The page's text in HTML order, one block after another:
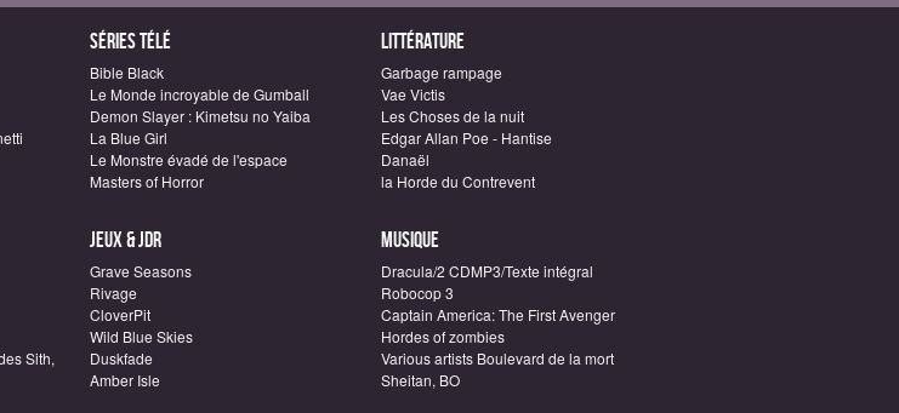
Séries télé
Bible Black
Le Monde incroyable de Gumball
Demon Slayer : Kimetsu no Yaiba
La Blue Girl
Le Monstre évadé de l'espace
Masters of Horror
Littérature
Garbage rampage
Vae Victis
Les Choses de la nuit
Edgar Allan Poe - Hantise
Danaël
la Horde du Contrevent
Sith,
Jeux & JDR
Grave Seasons
Rivage
CloverPit
Wild Blue Skies
Duskfade
Amber Isle
Musique
Dracula/2 CDMP3/Texte intégral
Robocop 3
Captain America: The First Avenger
Hordes of zombies
Various artists Boulevard de la mort
Sheitan, BO